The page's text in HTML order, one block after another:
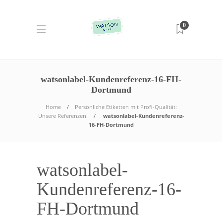
0
watsonlabel-Kundenreferenz-16-FH-
Dortmund
Home
Persönliche Etiketten mit Profi-Qualität:
Unsere Referenzen!
watsonlabel-Kundenreferenz-
16-FH-Dortmund
watsonlabel-
Kundenreferenz-16-
FH-Dortmund